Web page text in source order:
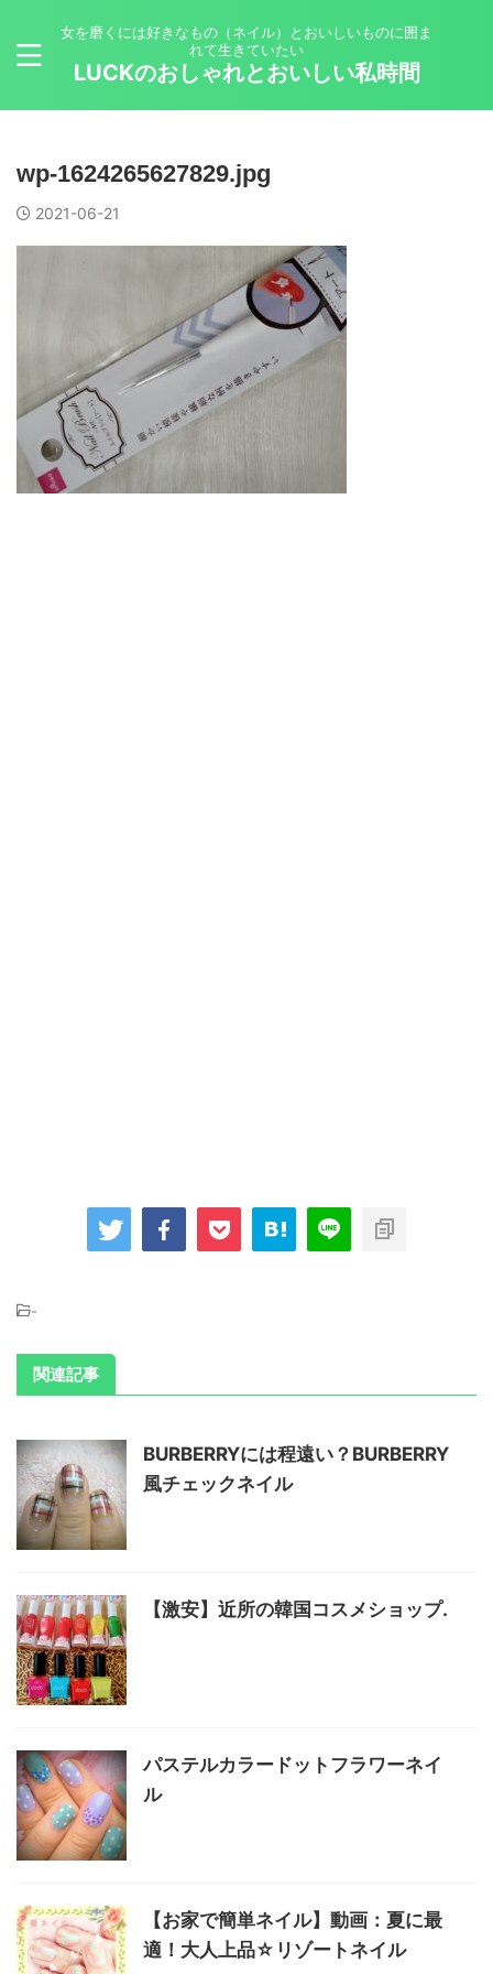
女を磨くには好きなもの（ネイル）とおいしいものに囲ま
れて生きていたい
LUCKのおしゃれとおいしい私時間
wp-1624265627829.jpg
2021-06-21
-
関連記事
BURBERRYには程遠い？BURBERRY
風チェックネイル
【激安】近所の韓国コスメショップ.
パステルカラードットフラワーネイ
ル
【お家で簡単ネイル】動画：夏に最
適！大人上品☆リゾートネイル